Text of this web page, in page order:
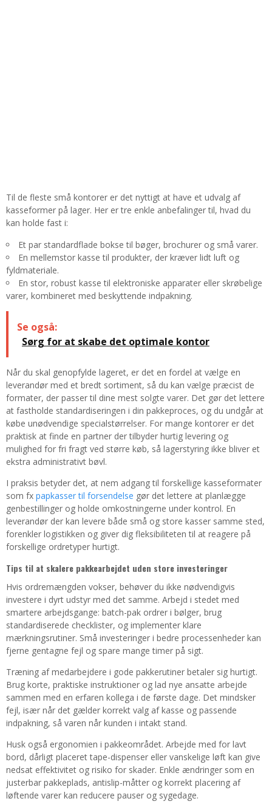
Til de fleste små kontorer er det nyttigt at have et udvalg af
kasseformer på lager. Her er tre enkle anbefalinger til, hvad du
kan holde fast i:
Et par standardflade bokse til bøger, brochurer og små varer.
En mellemstor kasse til produkter, der kræver lidt luft og
fyldmateriale.
En stor, robust kasse til elektroniske apparater eller skrøbelige
varer, kombineret med beskyttende indpakning.
Se også:
Sørg for at skabe det optimale kontor
Når du skal genopfylde lageret, er det en fordel at vælge en
leverandør med et bredt sortiment, så du kan vælge præcist de
formater, der passer til dine mest solgte varer. Det gør det lettere
at fastholde standardiseringen i din pakkeproces, og du undgår at
købe unødvendige specialstørrelser. For mange kontorer er det
praktisk at finde en partner der tilbyder hurtig levering og
mulighed for fri fragt ved større køb, så lagerstyring ikke bliver et
ekstra administrativt bøvl.
I praksis betyder det, at nem adgang til forskellige kasseformater
som fx papkasser til forsendelse gør det lettere at planlægge
genbestillinger og holde omkostningerne under kontrol. En
leverandør der kan levere både små og store kasser samme sted,
forenkler logistikken og giver dig fleksibiliteten til at reagere på
forskellige ordretyper hurtigt.
Tips til at skalere pakkearbejdet uden store investeringer
Hvis ordremængden vokser, behøver du ikke nødvendigvis
investere i dyrt udstyr med det samme. Arbejd i stedet med
smartere arbejdsgange: batch-pak ordrer i bølger, brug
standardiserede checklister, og implementer klare
mærkningsrutiner. Små investeringer i bedre processenheder kan
fjerne gentagne fejl og spare mange timer på sigt.
Træning af medarbejdere i gode pakkerutiner betaler sig hurtigt.
Brug korte, praktiske instruktioner og lad nye ansatte arbejde
sammen med en erfaren kollega i de første dage. Det mindsker
fejl, især når det gælder korrekt valg af kasse og passende
indpakning, så varen når kunden i intakt stand.
Husk også ergonomien i pakkeområdet. Arbejde med for lavt
bord, dårligt placeret tape-dispenser eller vanskelige løft kan give
nedsat effektivitet og risiko for skader. Enkle ændringer som en
justerbar pakkeplads, antislip-måtter og korrekt placering af
løftende varer kan reducere pauser og sygedage.